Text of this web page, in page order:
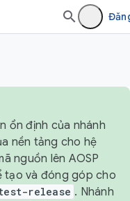
ổn định của nhánh
nền tảng cho hệ
nguồn lên AOSP
tạo và đóng góp cho
release . Nhánh